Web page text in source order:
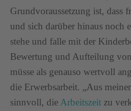
Grundvoraussetzung ist, dass
und sich darüber hinaus noch
stehe und falle mit der
Bewertung und Aufteilung
müsse als genauso wertvoll
die Erwerbsarbeit. „Aus
sinnvoll, die Arbeitszeit zu